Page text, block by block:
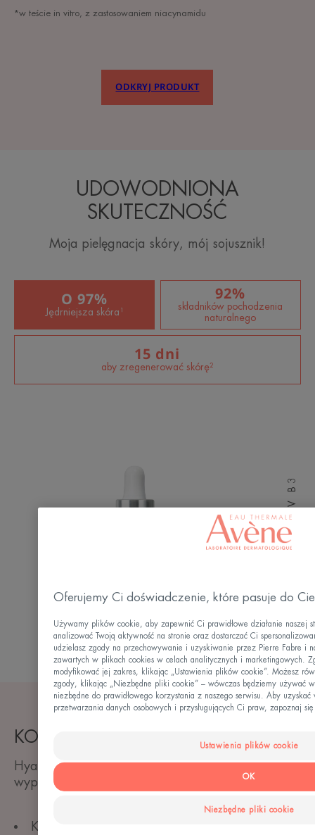
*w teście in vitro, z zastosowaniem niacynamidu
ODKRYJ PRODUKT
UDOWODNIONA
SKUTECZNOŚĆ
Moja pielęgnacja skóry, mój sojusznik!
O 97%
Jędrniejsza skóra¹
92%
składników pochodzenia
naturalnego
15 dni
aby zregenerować skórę²
KONCENTRAT WYPEŁNIAJĄCY
Hyaluron Activ B3 Skoncentrowane serum
wypełniające
Kwas hialuronowy i niacynamid
HYALURON ACTIV B3
Oferujemy Ci doświadczenie, które pasuje do
Używamy plików cookie, aby zapewnić Ci prawidłowe działanie naszej
analizować Twoją aktywność na stronie oraz dostarczać Ci
udzielasz zgody na przechowywanie i uzyskiwanie przez Pierre Fabre i
zawartych w plikach cookies w celach analitycznych i marketingowych.
modyfikować jej zakres, klikając „Ustawienia plików cookie”. Możesz
zgody, klikając „Niezbędne pliki cookie” – wówczas będziemy używać
niezbędne do prawidłowego korzystania z naszego serwisu. Aby
przetwarzania danych osobowych i przysługujących Ci praw, zapoznaj
Ustawienia plików cookie
Niezbędne pliki cookie
OK